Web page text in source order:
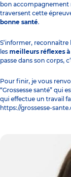
bon accompagnement
traversent cette
bonne santé.
S’informer, reconnaître
les meilleurs réflexes
passe dans son corps,
Pour finir, je vous
“Grossesse santé” qui
qui effectue un travail
https://grossesse-